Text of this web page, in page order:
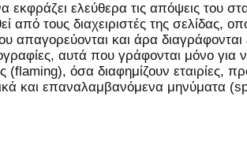
ελεύθερα τις απόψεις του στα
τους διαχειριστές της σελίδας,
και άρα διαγράφονται
αυτά που γράφονται μόνο
όσα διαφημίζουν εταιρίες,
και επαναλαμβανόμενα μηνύματα